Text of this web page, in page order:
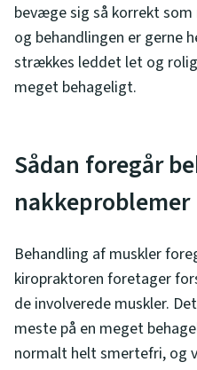
bevæge sig så korrekt
og behandlingen er gerne
strækkes leddet let og
meget behageligt.
Sådan foregår
nakkeproblemer
Behandling af muskler
kiropraktoren foretager
de involverede muskler.
meste på en meget
normalt helt smertefri, og